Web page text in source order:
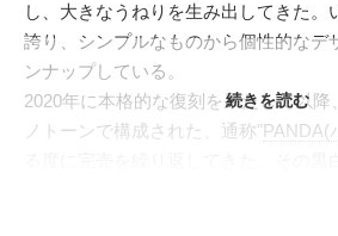
し、大きなうねりを生み出してきた。
誇り、シンプルなものから個性的なデ
ンナップしている。
2020年に本格的な復刻を果たして以
ノトーンで構成された、通称"PANDA(
続きを読む